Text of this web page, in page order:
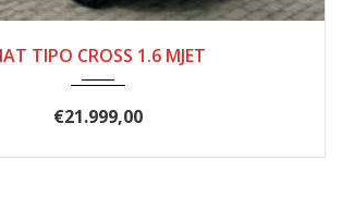
TIPO CROSS 1.6 MJET
€21.999,00